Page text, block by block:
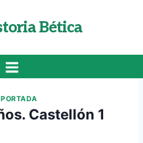
Bética
PORTADA
Castellón 1